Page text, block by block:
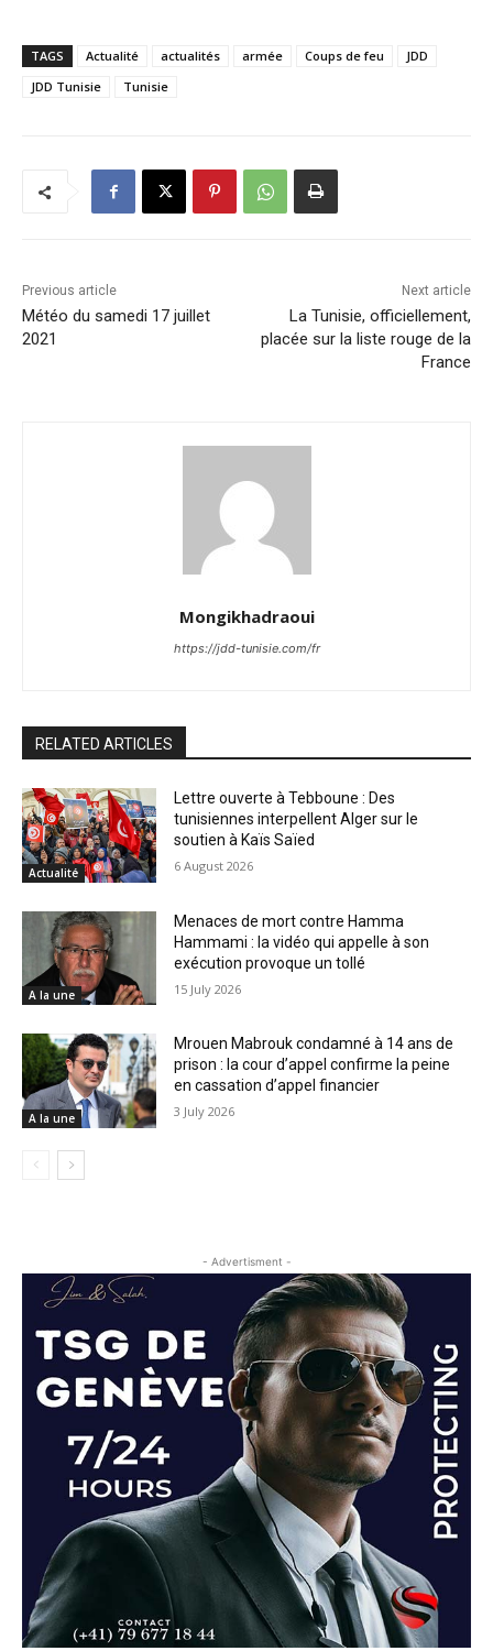
TAGS Actualité actualités armée Coups de feu
JDD
JDD Tunisie
Tunisie
Previous article
Météo du samedi 17 juillet
2021
Next article
La Tunisie, officiellement,
placée sur la liste rouge de la
France
Mongikhadraoui
https://jdd-tunisie.com/fr
RELATED ARTICLES
Actualité
Lettre ouverte à Tebboune : Des
tunisiennes interpellent Alger sur le
soutien à Kaïs Saïed
6 August 2026
A la une
Menaces de mort contre Hamma
Hammami : la vidéo qui appelle à son
exécution provoque un tollé
15 July 2026
A la une
Mrouen Mabrouk condamné à 14 ans de
prison : la cour d’appel confirme la peine
en cassation d’appel financier
3 July 2026
- Advertisment -